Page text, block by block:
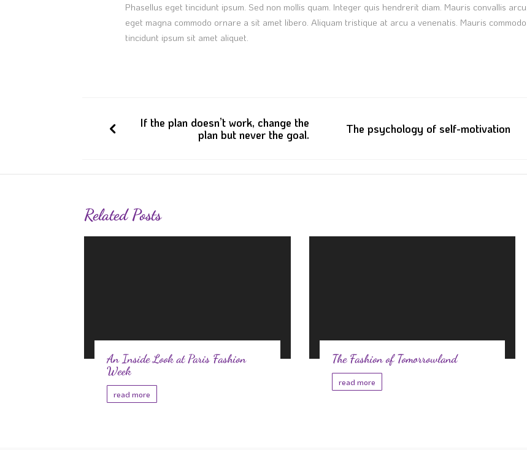
Phasellus eget tincidunt ipsum. Sed non mollis quam. Integer quis hendrerit diam. Mauris convallis arcu
eget magna commodo ornare a sit amet libero. Aliquam tristique at arcu a venenatis. Mauris commodo
tincidunt ipsum sit amet aliquet.
If the plan doesn’t work, change the
plan but never the goal.
The psychology of self-motivation
Related Posts
An Inside Look at Paris Fashion
Week
read more
The Fashion of Tomorrowland
read more